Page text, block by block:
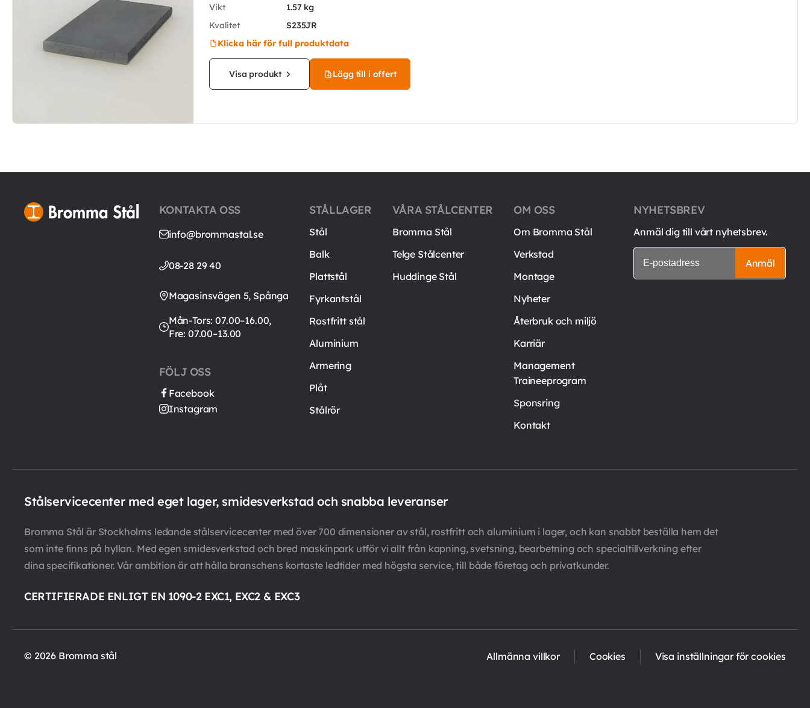
Vikt
1.57 kg
Kvalitet
S235JR
Klicka här för full produktdata
Visa produkt Lägg till i offert
KONTAKTA OSS
info@brommastal.se
08-28 29 40
Magasinsvägen 5, Spånga
Mån-Tors: 07.00–16.00,
Fre: 07.00–13.00
FÖLJ OSS
Facebook
Instagram
STÅLLAGER
Stål
Balk
Plattstål
Fyrkantstål
Rostfritt stål
Aluminium
Armering
Plåt
Stålrör
VÅRA STÅLCENTER
Bromma Stål
Telge Stålcenter
Huddinge Stål
OM OSS
Om Bromma Stål
Verkstad
Montage
Nyheter
Återbruk och miljö
Karriär
Management
Traineeprogram
Sponsring
Kontakt
NYHETSBREV
Anmäl dig till vårt nyhetsbrev.
Anmäl
Stålservicecenter med eget lager, smidesverkstad och snabba leveranser
Bromma Stål är Stockholms ledande stålservicecenter med över 700 dimensioner av stål, rostfritt och aluminium i lager, och kan snabbt beställa hem det
som inte finns på hyllan. Med egen smidesverkstad och bred maskinpark utför vi allt från kapning, svetsning, bearbetning och specialtillverkning efter
dina specifikationer. Vår ambition är att hålla branschens kortaste ledtider med högsta service, till både företag och privatkunder.
CERTIFIERADE ENLIGT EN 1090-2 EXC1, EXC2 & EXC3
© 2026 Bromma stål Allmänna villkor Cookies Visa inställningar för cookies